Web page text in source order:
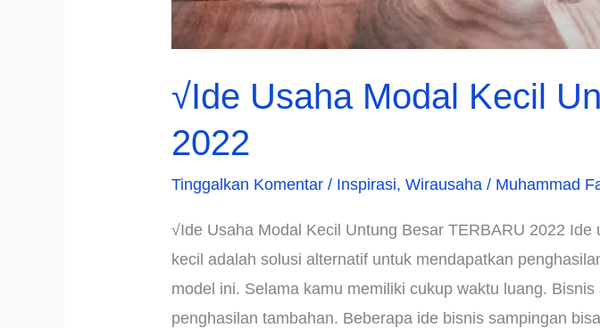
√Ide Usaha Modal Kecil
2022
Tinggalkan Komentar / Inspirasi,Wirausaha / Muhammad
√Ide Usaha Modal Kecil Untung Besar TERBARU 2022
kecil adalah solusi alternatif untuk mendapatkan
model ini. Selama kamu memiliki cukup waktu luang.
penghasilan tambahan. Beberapa ide bisnis sampingan